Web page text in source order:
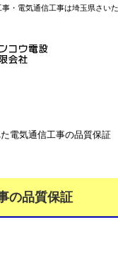
・電気通信工事は埼玉県さい
電気通信工事の品質保証
の品質保証